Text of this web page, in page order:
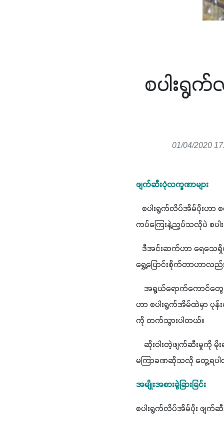
စပါး
01/04/2020
ဖျက်ဆီးပုံလက္ခဏာများ
စပါးရွက်လိပ်အိမ်ပိုးဟာ
ကပ်ကြေးနဲ့ညှပ်သလိုပဲ စပ
ဒီအင်းဆက်ဟာ ရေသေရှိတဲ့
ရွှေ့ပြောင်းစိုက်တာဟာလည်
အရွယ်ရောက်ကောင်တွေဟ
ဟာ စပါးရွက်အိမ်ထဲမှာ ပုန်း
ကို တက်သွားပါတယ်။
ဆိုးဝါးတဲ့ဖျက်ဆီးမှုကို မိုး
မကြာခဏဆိုသလို တွေ့ရပ
အမျိုးအစားခွဲခြားခြင်း
စပါးရွက်လိပ်အိမ်ပိုး ဖျက်